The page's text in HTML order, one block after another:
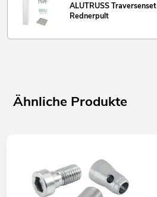
ALUTRUSS Traversenset
Rednerpult
Ähnliche Produkte